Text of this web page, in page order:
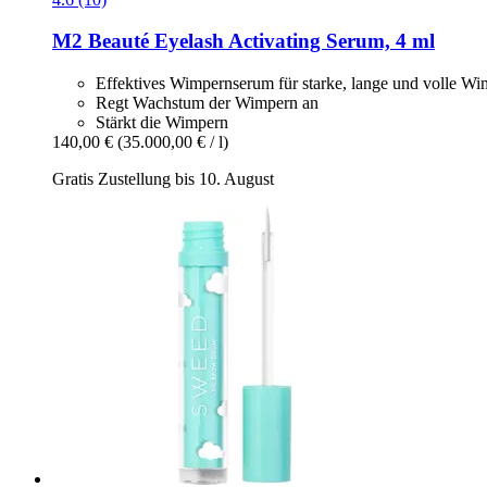
M2 Beauté Eyelash Activating Serum, 4 ml
Effektives Wimpernserum für starke, lange und volle
Regt Wachstum der Wimpern an
Stärkt die Wimpern
140,00 € (35.000,00 € / l)
Gratis Zustellung bis 10. August